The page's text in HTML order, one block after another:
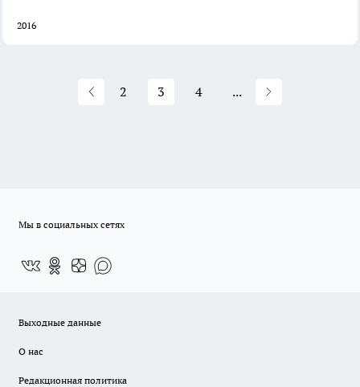
2016
2 3 4 ...
Мы в социальных сетях
Выходные данные
О нас
Редакционная политика